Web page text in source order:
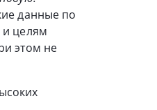
данные по
целям
этом не